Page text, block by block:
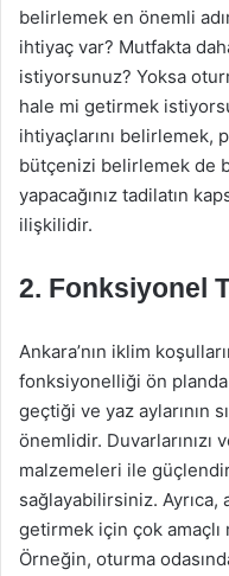
belirlemek en önemli
ihtiyaç var? Mutfakta
istiyorsunuz? Yoksa
hale mi getirmek
ihtiyaçlarını belirlemek,
bütçenizi belirlemek de
yapacağınız tadilatın
ilişkilidir.
2. Fonksiyonel
Ankara’nın iklim
fonksiyonelliği ön planda
geçtiği ve yaz aylarının
önemlidir. Duvarlarınızı
malzemeleri ile
sağlayabilirsiniz. Ayrıca,
getirmek için çok
Örneğin, oturma